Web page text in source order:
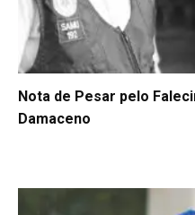
Nota de Pesar pelo
Damaceno